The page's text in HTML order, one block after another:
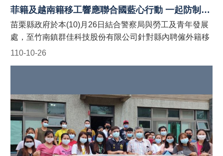
對象之申請。聯絡電話：037-559763。 #苗栗縣政府外籍
人士宣導團 #防制人口販運藍心行動BlueHeartCampaign
#苗栗縣政府防制人口販運網 https://reurl.cc/9E9GAn
#LINE官方帳號貓裏捍衛藍心最前
線 http://line.me/ti/p/@122wszsv
菲籍及越南籍移工響應聯合國藍心行動 一起防制人口販運
110-10-26
苗栗縣政府於本(10)月26日結合警察局與勞工及青年發展
處，至竹南鎮群佳科技股份有限公司針對縣內聘僱外籍移
工宣導「聯合國藍心行動」、「人口販運案件檢舉專線」
私人機構的資源，一起防制人口販運的發生！ 【人口販運
案件檢舉及被害人保護24小時免費專線】 1. 勞動部：
1955外籍勞工及雇主多國語言諮詢保護專線(提供中、
英、越、印、泰等5種語言) 2. 移民署：02-2388-3095 (我
想爸爸，響鈴救我，人口販運案件檢舉專線) 3. 警察局：